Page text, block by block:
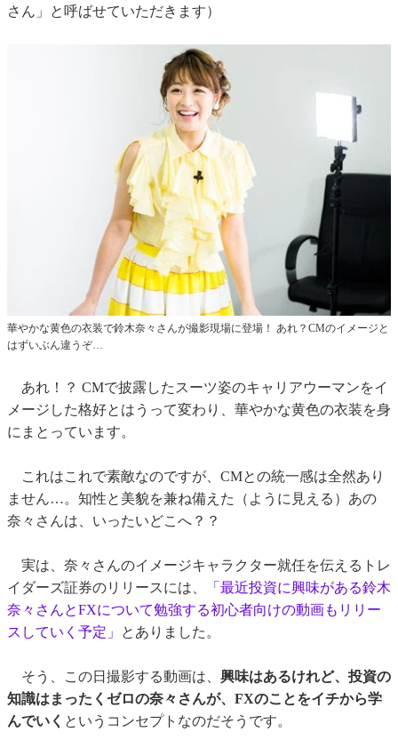
さん」と呼ばせていただきます）
華やかな黄色の衣装で鈴木奈々さんが撮影現場に登場！ あれ？CMのイメージと
はずいぶん違うぞ…
あれ！？ CMで披露したスーツ姿のキャリアウーマンをイ
メージした格好とはうって変わり、華やかな黄色の衣装を身
にまとっています。
これはこれで素敵なのですが、CMとの統一感は全然あり
ません…。知性と美貌を兼ね備えた（ように見える）あの
奈々さんは、いったいどこへ？？
実は、奈々さんのイメージキャラクター就任を伝えるトレ
イダーズ証券のリリースには、
「最近投資に興味がある鈴木
奈々さんとFXについて勉強する初心者向けの動画もリリー
スしていく予定」
とありました。
そう、この日撮影する動画は、 興味はあるけれど、投資の
知識はまったくゼロの奈々さんが、FXのことをイチから学
んでいく というコンセプトなのだそうです。